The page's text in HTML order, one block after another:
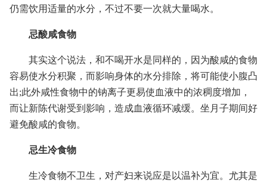
仍需饮用适量的水分，不过不要一次就大量喝水。
忌酸咸食物
其实这个说法，和不喝开水是同样的，因为酸咸的食物
容易使水分积聚，而影响身体的水分排除，将可能使小腹凸
出;此外咸性食物中的钠离子更易使血液中的浓稠度增加，
而让新陈代谢受到影响，造成血液循环减缓。坐月子期间好
避免酸咸的食物。
忌生冷食物
生冷食物不卫生，对产妇来说应是以温补为宜。尤其是